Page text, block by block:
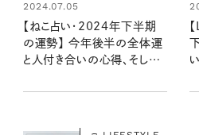
2024.07.05
【ねこ占い・2024年下半期
の運勢】 今年後半の全体運
と人付き合いの心得、そして